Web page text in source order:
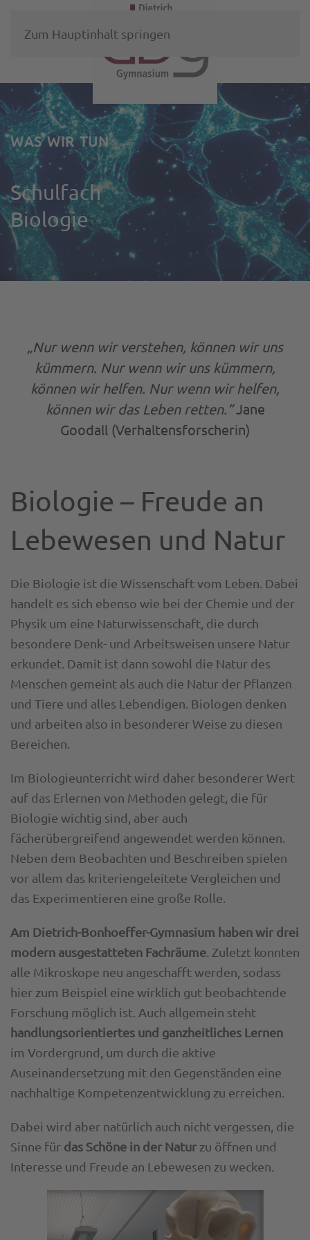
Zum Hauptinhalt springen
WAS WIR TUN
Schulfach
Biologie
„Nur wenn wir verstehen, können wir uns
kümmern. Nur wenn wir uns kümmern,
können wir helfen. Nur wenn wir helfen,
können wir das Leben retten.“Jane
Goodall (Verhaltensforscherin)
Biologie – Freude an
Lebewesen und Natur
Die Biologie ist die Wissenschaft vom Leben. Dabei
handelt es sich ebenso wie bei der Chemie und der
Physik um eine Naturwissenschaft, die durch
besondere Denk- und Arbeitsweisen unsere Natur
erkundet. Damit ist dann sowohl die Natur des
Menschen gemeint als auch die Natur der Pflanzen
und Tiere und alles Lebendigen. Biologen denken
und arbeiten also in besonderer Weise zu diesen
Bereichen.
Im Biologieunterricht wird daher besonderer Wert
auf das Erlernen von Methoden gelegt, die für
Biologie wichtig sind, aber auch
fächerübergreifend angewendet werden können.
Neben dem Beobachten und Beschreiben spielen
vor allem das kriteriengeleitete Vergleichen und
das Experimentieren eine große Rolle.
Am Dietrich-Bonhoeffer-Gymnasium haben wir drei
modern ausgestatteten Fachräume . Zuletzt konnten
alle Mikroskope neu angeschafft werden, sodass
hier zum Beispiel eine wirklich gut beobachtende
Forschung möglich ist. Auch allgemein steht
handlungsorientiertes und ganzheitliches Lernen
im Vordergrund, um durch die aktive
Auseinandersetzung mit den Gegenständen eine
nachhaltige Kompetenzentwicklung zu erreichen.
Dabei wird aber natürlich auch nicht vergessen, die
Sinne für das Schöne in der Natur zu öffnen und
Interesse und Freude an Lebewesen zu wecken.